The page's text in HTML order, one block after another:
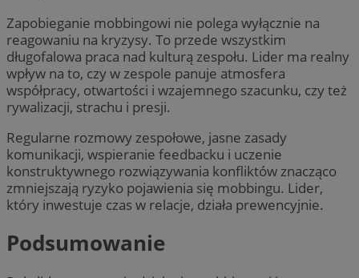
Zapobieganie mobbingowi nie polega wyłącznie na
reagowaniu na kryzysy. To przede wszystkim
długofalowa praca nad kulturą zespołu. Lider ma realny
wpływ na to, czy w zespole panuje atmosfera
współpracy, otwartości i wzajemnego szacunku, czy też
rywalizacji, strachu i presji.
Regularne rozmowy zespołowe, jasne zasady
komunikacji, wspieranie feedbacku i uczenie
konstruktywnego rozwiązywania konfliktów znacząco
zmniejszają ryzyko pojawienia się mobbingu. Lider,
który inwestuje czas w relacje, działa prewencyjnie.
Podsumowanie